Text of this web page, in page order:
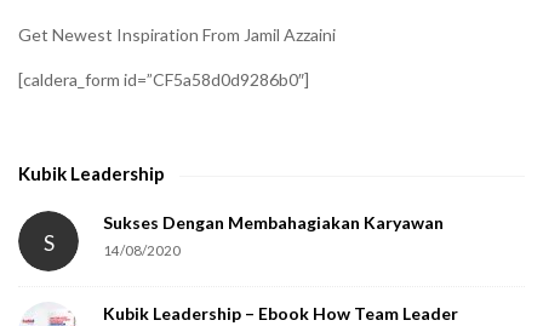
Get Newest Inspiration From Jamil Azzaini
[caldera_form id=”CF5a58d0d9286b0″]
Kubik Leadership
S
Sukses Dengan Membahagiakan Karyawan
14/08/2020
Kubik Leadership – Ebook How Team Leader